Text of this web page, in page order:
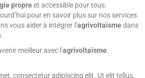
propreet accessible pour tous.
pour en savoir plus sur nos services
vous aider à intégrer l’agrivoltaïsmedans
meilleur avec l’agrivoltaïsme.
consectetur adipiscing elit. Ut elit tellus,